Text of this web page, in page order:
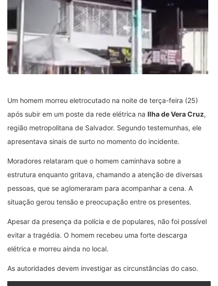
Um homem morreu eletrocutado na noite de terça-feira (25)
após subir em um poste da rede elétrica na Ilha de Vera Cruz,
região metropolitana de Salvador. Segundo testemunhas, ele
apresentava sinais de surto no momento do incidente.
Moradores relataram que o homem caminhava sobre a
estrutura enquanto gritava, chamando a atenção de diversas
pessoas, que se aglomeraram para acompanhar a cena. A
situação gerou tensão e preocupação entre os presentes.
Apesar da presença da polícia e de populares, não foi possível
evitar a tragédia. O homem recebeu uma forte descarga
elétrica e morreu ainda no local.
As autoridades devem investigar as circunstâncias do caso.